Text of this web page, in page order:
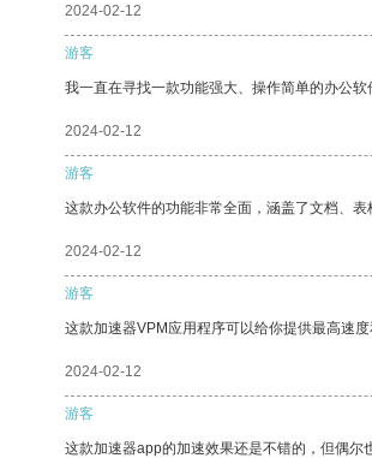
2024-02-12
游客
我一直在寻找一款功能强大、操作简单的办公
2024-02-12
游客
这款办公软件的功能非常全面，涵盖了文档、
2024-02-12
游客
这款加速器VPM应用程序可以给你提供最高速度
2024-02-12
游客
这款加速器app的加速效果还是不错的，但偶尔